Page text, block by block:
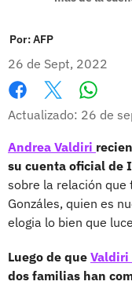
Por:AFP
26 de Sept, 2022
Facebook
X
Actualizado: 26 de
Andrea Valdiri
su cuenta oficial de
sobre la relación que
Gonzáles, quien es
elogia lo bien que
Luego de que Valdiri
dos familias han